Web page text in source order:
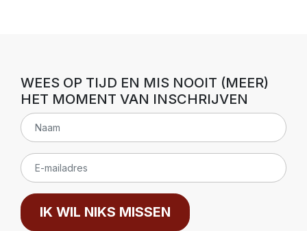
WEES OP TIJD EN MIS NOOIT (MEER)
HET MOMENT VAN INSCHRIJVEN
IK WIL NIKS MISSEN